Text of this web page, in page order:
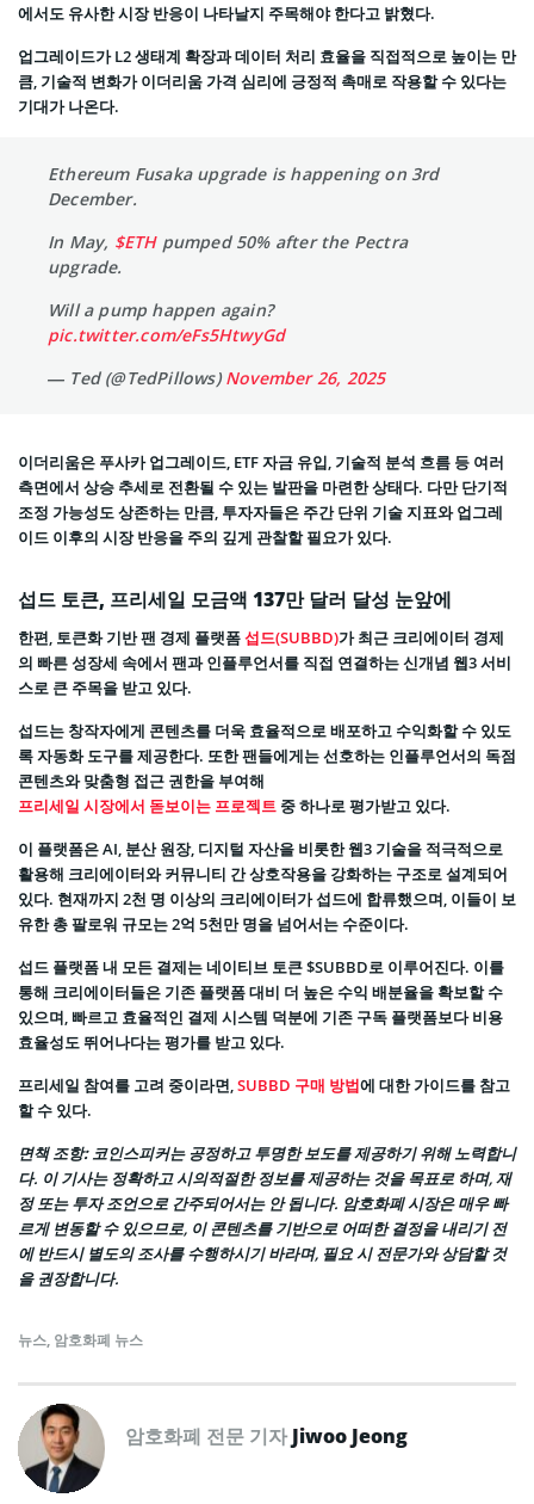
에서도 유사한 시장 반응이 나타날지 주목해야 한다고 밝혔다.
업그레이드가 L2 생태계 확장과 데이터 처리 효율을 직접적으로 높이는 만
큼, 기술적 변화가 이더리움 가격 심리에 긍정적 촉매로 작용할 수 있다는
기대가 나온다.
Ethereum Fusaka upgrade is happening on 3rd
December.
In May, $ETHpumped 50% after the Pectra
upgrade.
Will a pump happen again?
pic.twitter.com/eFs5HtwyGd
— Ted (@TedPillows)November 26, 2025
이더리움은 푸사카 업그레이드, ETF 자금 유입, 기술적 분석 흐름 등 여러
측면에서 상승 추세로 전환될 수 있는 발판을 마련한 상태다. 다만 단기적
조정 가능성도 상존하는 만큼, 투자자들은 주간 단위 기술 지표와 업그레
이드 이후의 시장 반응을 주의 깊게 관찰할 필요가 있다.
섭드 토큰, 프리세일 모금액 137만 달러 달성 눈앞에
한편, 토큰화 기반 팬 경제 플랫폼섭드(SUBBD)가 최근 크리에이터 경제
의 빠른 성장세 속에서 팬과 인플루언서를 직접 연결하는 신개념 웹3 서비
스로 큰 주목을 받고 있다.
섭드는 창작자에게 콘텐츠를 더욱 효율적으로 배포하고 수익화할 수 있도
록 자동화 도구를 제공한다. 또한 팬들에게는 선호하는 인플루언서의 독점
콘텐츠와 맞춤형 접근 권한을 부여해
프리세일 시장에서 돋보이는 프로젝트 중 하나로 평가받고 있다.
이 플랫폼은 AI, 분산 원장, 디지털 자산을 비롯한 웹3 기술을 적극적으로
활용해 크리에이터와 커뮤니티 간 상호작용을 강화하는 구조로 설계되어
있다. 현재까지 2천 명 이상의 크리에이터가 섭드에 합류했으며, 이들이 보
유한 총 팔로워 규모는 2억 5천만 명을 넘어서는 수준이다.
섭드 플랫폼 내 모든 결제는 네이티브 토큰 $SUBBD로 이루어진다. 이를
통해 크리에이터들은 기존 플랫폼 대비 더 높은 수익 배분율을 확보할 수
있으며, 빠르고 효율적인 결제 시스템 덕분에 기존 구독 플랫폼보다 비용
효율성도 뛰어나다는 평가를 받고 있다.
프리세일 참여를 고려 중이라면,SUBBD 구매 방법에 대한 가이드를 참고
할 수 있다.
면책 조항:코인스피커는 공정하고 투명한 보도를 제공하기 위해 노력합니
다. 이 기사는 정확하고 시의적절한 정보를 제공하는 것을 목표로 하며, 재
정 또는 투자 조언으로 간주되어서는 안 됩니다. 암호화폐 시장은 매우 빠
르게 변동할 수 있으므로, 이 콘텐츠를 기반으로 어떠한 결정을 내리기 전
에 반드시 별도의 조사를 수행하시기 바라며, 필요 시 전문가와 상담할 것
을 권장합니다.
뉴스, 암호화폐 뉴스
암호화폐 전문 기자Jiwoo Jeong